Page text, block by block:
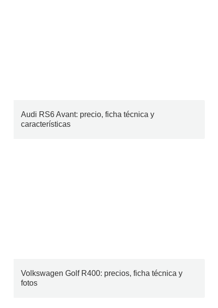
Audi RS6 Avant: precio, ficha técnica y
características
Volkswagen Golf R400: precios, ficha técnica y
fotos